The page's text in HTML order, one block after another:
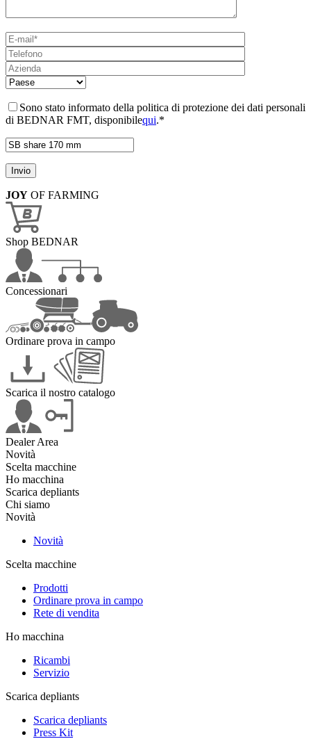
Sono stato informato della politica di protezione dei dati personali
di BEDNAR FMT, disponibilequi.*
JOY OF FARMING
Shop BEDNAR
Concessionari
Ordinare prova in campo
Scarica il nostro catalogo
Dealer Area
Novità
Scelta macchine
Ho macchina
Scarica depliants
Chi siamo
Novità
Novità
Scelta macchine
Prodotti
Ordinare prova in campo
Rete di vendita
Ho macchina
Ricambi
Servizio
Scarica depliants
Scarica depliants
Press Kit